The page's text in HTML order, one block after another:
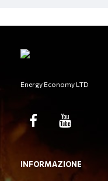
Energy Economy LTD
INFORMAZIONE